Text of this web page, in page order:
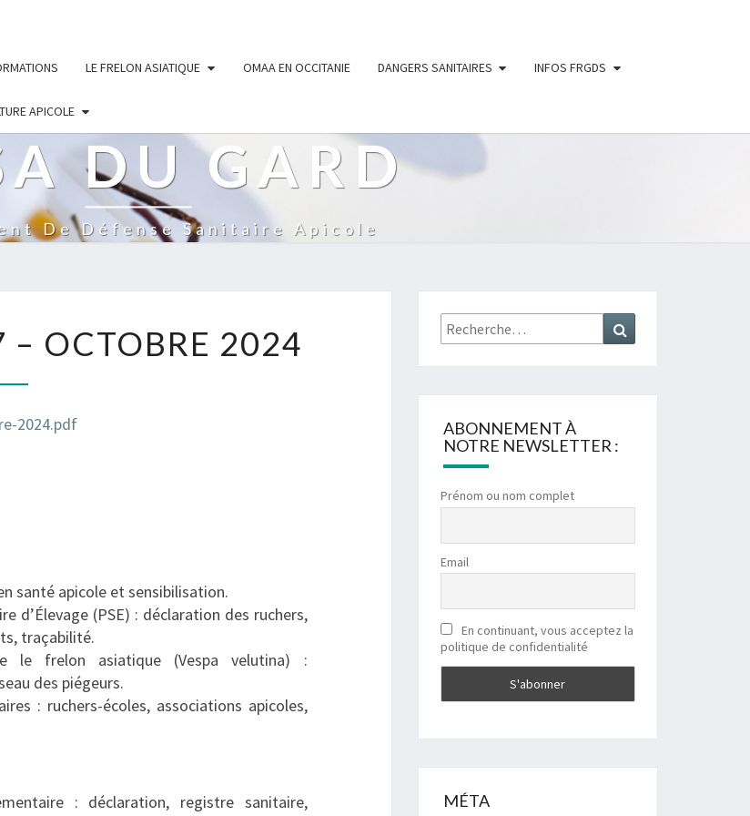
LE FRELON ASIATIQUE OMAA EN OCCITANIE DANGERS SANITAIRES INFOS FRGDS
APICOLE
DU GARD
De Défense Sanitaire Apicole
#17
OCTOBRE
– OCTOBRE 2024
2024.pdf
santé apicole et sensibilisation.
d’Élevage (PSE) : déclaration des ruchers,
traçabilité.
frelon asiatique (Vespa velutina) :
des piégeurs.
: ruchers-écoles, associations apicoles,
: déclaration, registre sanitaire,
Rechercher :
ABONNEMENT À
NOTRE NEWSLETTER :
Prénom ou nom complet
Email
En continuant, vous acceptez la
politique de confidentialité
MÉTA